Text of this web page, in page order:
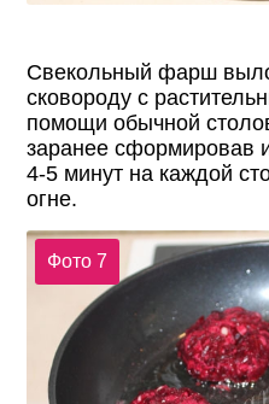
Свекольный фарш
сковороду с
помощи обычной
заранее сформировав
4-5 минут на каждой
огне.
Фото 7